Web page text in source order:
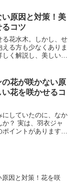
原因と対策！美
るコツ
花水木。しかし、せ
る方も少なくありま
く解説し、美しい花
花が咲かない原
花を咲かせるコ
していたのに、なか
？ 実は、羽衣ジャ
イントがあります。
原因と対策！花を咲